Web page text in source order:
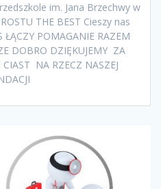
im. Jana Brzechwy w
THE BEST Cieszy nas
POMAGANIE RAZEM
DOBRO DZIĘKUJEMY ZA
NA RZECZ NASZEJ